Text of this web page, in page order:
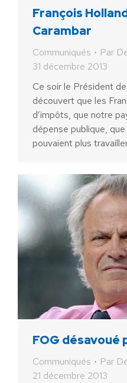
François
Carambar
Communiqués Par
31 décembre 2013
Ce soir le Président
découvert que les
d’impôts, que notre
dépense publique,
pouvaient plus
FOG désavoué
Communiqués Par
21 décembre 2013